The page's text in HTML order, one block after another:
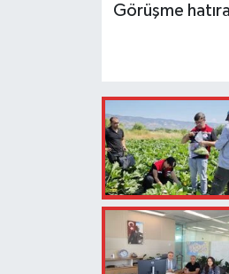
Görüşme